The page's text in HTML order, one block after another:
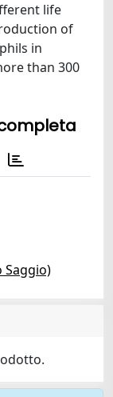
life
of
in
than 300
Saggio)